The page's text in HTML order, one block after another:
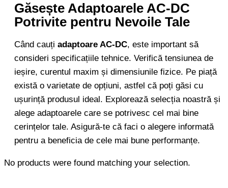
Găsește Adaptoarele AC-DC
Potrivite pentru Nevoile Tale
Când cauți adaptoare AC-DC, este important să
consideri specificațiile tehnice. Verifică tensiunea de
ieșire, curentul maxim și dimensiunile fizice. Pe piață
există o varietate de opțiuni, astfel că poți găsi cu
ușurință produsul ideal. Explorează selecția noastră și
alege adaptoarele care se potrivesc cel mai bine
cerințelor tale. Asigură-te că faci o alegere informată
pentru a beneficia de cele mai bune performanțe.
No products were found matching your selection.